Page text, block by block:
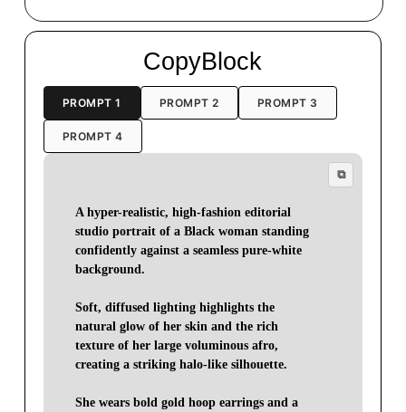
CopyBlock
PROMPT 1 PROMPT 2 PROMPT 3
PROMPT 4
⧉
A hyper-realistic, high-fashion editorial
studio portrait of a Black woman standing
confidently against a seamless pure-white
background.
Soft, diffused lighting highlights the
natural glow of her skin and the rich
texture of her large voluminous afro,
creating a striking halo-like silhouette.
She wears bold gold hoop earrings and a